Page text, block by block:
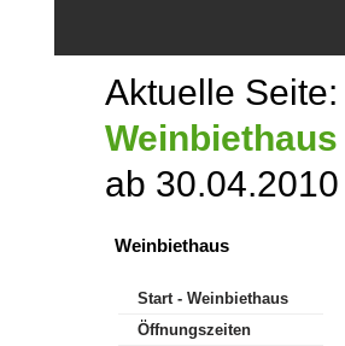
Aktuelle
Weinbiethaus
ab
Weinbiethaus
Start - Weinbiethaus
Öffnungszeiten